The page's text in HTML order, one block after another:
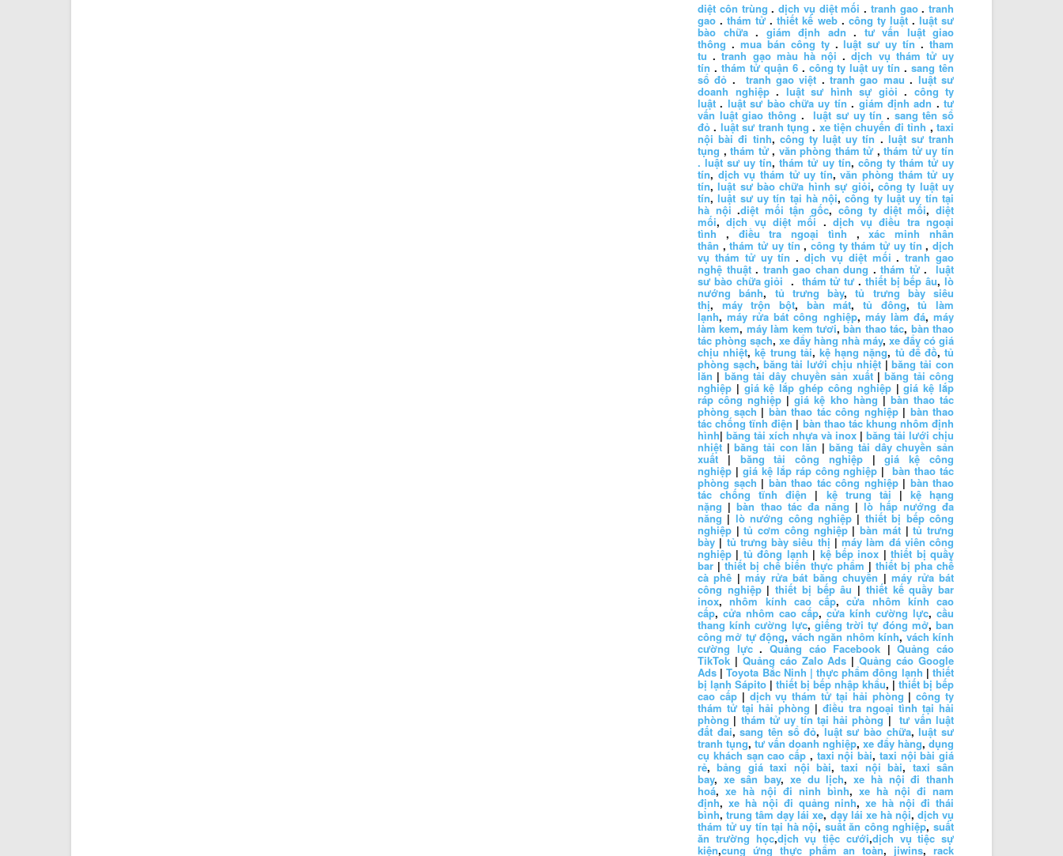
diệt côn trùng . dịch vụ diệt mối . tranh gao. tranh
gao .thám tử .thiết kế web. công ty luật.luật sư
bào chữa. giám định adn . tư vấn luật giao
thông . mua bán công ty.luật sư uy tín .tham
tu .tranh gạo màu hà nội .dịch vụ thám tử uy
tín . thám tử quận 6. công ty luật uy tín .sang tên
sổ đỏ . tranh gao việt .tranh gao mau . luật sư
doanh nghiệp. luật sư hình sự giỏi . công ty
luật . luật sư bào chữa uy tín . giám định adn .tư
vấn luật giao thông .luật sư uy tín . sang tên sổ
đỏ . luật sư tranh tụng . xe tiện chuyến đi tỉnh ,taxi
nội bài đi tỉnh, công ty luật uy tín . luật sư tranh
tụng ,thám tử, văn phòng thám tử ,thám tử uy tín
. luật sư uy tín,thám tử uy tín, công ty thám tử uy
tín, dịch vụ thám tử uy tín,văn phòng thám tử uy
tín,luật sư bào chữa hình sự giỏi, công ty luật uy
tín,luật sư uy tín tại hà nội,công ty luật uy tín tại
hà nội.diệt mối tận gốc, công ty diệt mối,diệt
mối,dịch vụ diệt mối . dịch vụ điều tra ngoại
tình , điều tra ngoại tình ,xác minh nhân
thân ,thám tử uy tín ,công ty thám tử uy tín ,dịch
vụ thám tử uy tín .dịch vụ diệt mối .tranh gao
nghệ thuật. tranh gao chan dung . thám tử. luật
sư bào chữa giỏi . thám tử tư . thiết bị bếp âu,lò
nướng bánh, tủ trưng bày,tủ trưng bày siêu
thị, máy trộn bột, bàn mát,tủ đông,tủ làm
lạnh,máy rửa bát công nghiệp, máy làm đá,máy
làm kem, máy làm kem tươi,bàn thao tác, bàn thao
tác phòng sạch, xe đẩy hàng nhà máy, xe đẩy có giá
chịu nhiệt,kệ trung tải, kệ hạng nặng, tủ để đồ,tủ
phòng sạch, băng tải lưới chịu nhiệt|băng tải con
lăn | băng tải dây chuyền sản xuất|băng tải công
nghiệp | giá kệ lắp ghép công nghiệp|giá kệ lắp
ráp công nghiệp |giá kệ kho hàng | bàn thao tác
phòng sạch | bàn thao tác công nghiệp| bàn thao
tác chống tĩnh điện | bàn thao tác khung nhôm định
hình| băng tải xích nhựa và inox | băng tải lưới chịu
nhiệt |băng tải con lăn |băng tải dây chuyền sản
xuất | băng tải công nghiệp|giá kệ công
nghiệp | giá kệ lắp ráp công nghiệp |bàn thao tác
phòng sạch | bàn thao tác công nghiệp| bàn thao
tác chống tĩnh điện | kệ trung tải | kệ hạng
nặng |bàn thao tác đa năng |lò hấp nướng đa
năng | lò nướng công nghiệp | thiết bị bếp công
nghiệp |tủ cơm công nghiệp|bàn mát|tủ trưng
bày | tủ trưng bày siêu thị | máy làm đá viên công
nghiệp | tủ đông lạnh | kệ bếp inox |thiết bị quầy
bar |thiết bị chế biến thực phẩm | thiết bị pha chế
cà phê |máy rửa bát băng chuyền |máy rửa bát
công nghiệp|thiết bị bếp âu | thiết kế quầy bar
inox,nhôm kính cao cấp,cửa nhôm kính cao
cấp, cửa nhôm cao cấp, cửa kính cường lực, cầu
thang kính cường lực, giếng trời tự đóng mở,ban
công mở tự động, vách ngăn nhôm kính, vách kính
cường lực. Quảng cáo Facebook |Quảng cáo
TikTok | Quảng cáo Zalo Ads |Quảng cáo Google
Ads |Toyota Bắc Ninh | thực phẩm đông lạnh |thiết
bị lạnh Sápito | thiết bị bếp nhập khẩu, | thiết bị bếp
cao cấp| dịch vụ thám tử tại hải phòng |công ty
thám tử tại hải phòng | điều tra ngoại tình tại hải
phòng | thám tử uy tín tại hải phòng |tư vấn luật
đất đai,sang tên sổ đỏ, luật sư bào chữa,luật sư
tranh tụng, tư vấn doanh nghiệp, xe đẩy hàng, dụng
cụ khách sạn cao cấp , taxi nội bài, taxi nội bài giá
rẻ,bảng giá taxi nội bài,taxi nội bài, taxi sân
bay, xe sân bay, xe du lịch,xe hà nội đi thanh
hoá, xe hà nội đi ninh bình, xe hà nội đi nam
định, xe hà nội đi quảng ninh,xe hà nội đi thái
bình,trung tâm dạy lái xe, dạy lái xe hà nội, dịch vụ
thám tử uy tín tại hà nội, suất ăn công nghiệp,suất
ăn trường học,dịch vụ tiệc cưới,dịch vụ tiệc sự
kiện,cung ứng thực phẩm an toàn, jiwins,rack